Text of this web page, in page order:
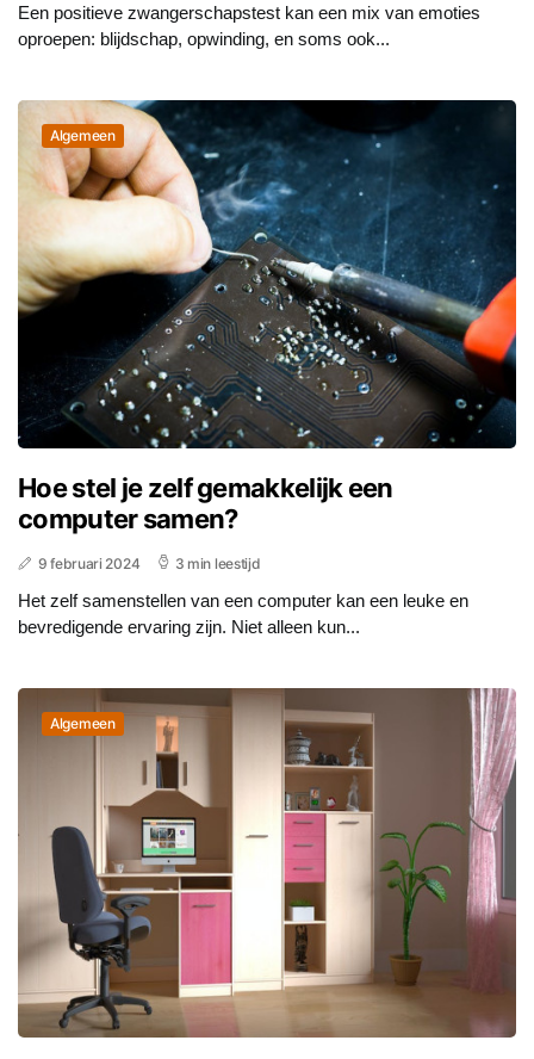
Een positieve zwangerschapstest kan een mix van emoties
oproepen: blijdschap, opwinding, en soms ook...
Algemeen
Hoe stel je zelf gemakkelijk een
computer samen?
9 februari 2024 3 min leestijd
Het zelf samenstellen van een computer kan een leuke en
bevredigende ervaring zijn. Niet alleen kun...
Algemeen